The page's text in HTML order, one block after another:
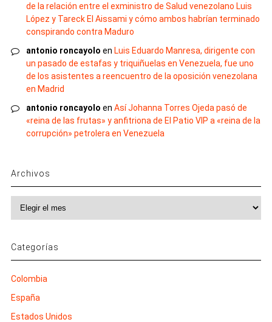
de la relación entre el exministro de Salud venezolano Luis
López y Tareck El Aissami y cómo ambos habrían terminado
conspirando contra Maduro
antonio roncayolo en Luis Eduardo Manresa, dirigente con
un pasado de estafas y triquiñuelas en Venezuela, fue uno
de los asistentes a reencuentro de la oposición venezolana
en Madrid
antonio roncayolo en Así Johanna Torres Ojeda pasó de
«reina de las frutas» y anfitriona de El Patio VIP a «reina de la
corrupción» petrolera en Venezuela
Archivos
Categorías
Colombia
España
Estados Unidos